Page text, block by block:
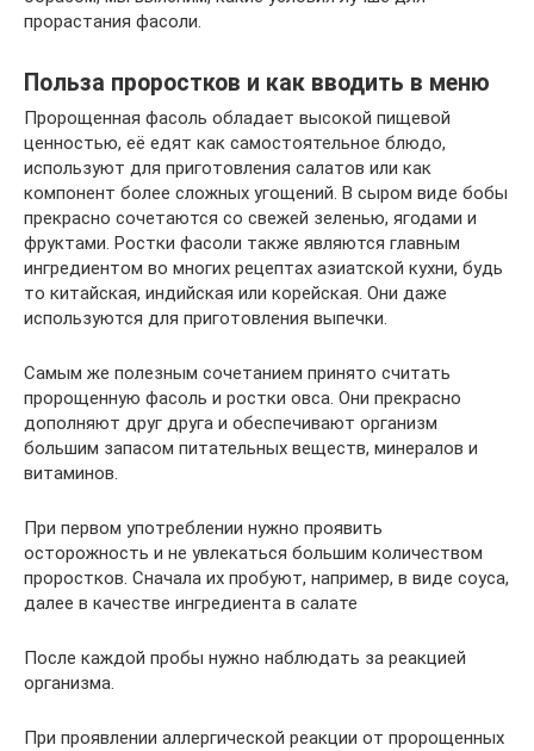
прорастания фасоли.
Польза проростков и как вводить в меню
Пророщенная фасоль обладает высокой пищевой
ценностью, её едят как самостоятельное блюдо,
используют для приготовления салатов или как
компонент более сложных угощений. В сыром виде бобы
прекрасно сочетаются со свежей зеленью, ягодами и
фруктами. Ростки фасоли также являются главным
ингредиентом во многих рецептах азиатской кухни, будь
то китайская, индийская или корейская. Они даже
используются для приготовления выпечки.
Самым же полезным сочетанием принято считать
пророщенную фасоль и ростки овса. Они прекрасно
дополняют друг друга и обеспечивают организм
большим запасом питательных веществ, минералов и
витаминов.
При первом употреблении нужно проявить
осторожность и не увлекаться большим количеством
проростков. Сначала их пробуют, например, в виде соуса,
далее в качестве ингредиента в салате
После каждой пробы нужно наблюдать за реакцией
организма.
При проявлении аллергической реакции от пророщенных